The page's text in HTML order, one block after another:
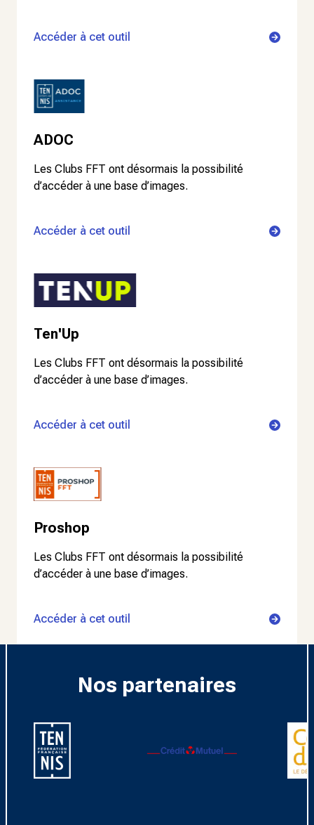
Accéder à cet outil
ADOC
Les Clubs FFT ont désormais la possibilité
d’accéder à une base d’images.
Accéder à cet outil
Ten'Up
Les Clubs FFT ont désormais la possibilité
d’accéder à une base d’images.
Accéder à cet outil
Proshop
Les Clubs FFT ont désormais la possibilité
d’accéder à une base d’images.
Accéder à cet outil
Nos partenaires